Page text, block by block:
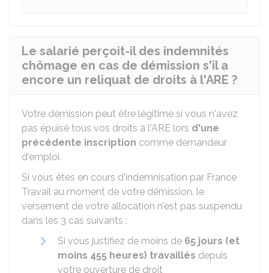
Le salarié perçoit-il des indemnités
chômage en cas de démission s'il a
encore un reliquat de droits à l'ARE ?
Votre démission peut être légitime si vous n'avez
pas épuisé tous vos droits à l'ARE lors d'une
précédente inscription comme demandeur
d'emploi.
Si vous êtes en cours d'indemnisation par France
Travail au moment de votre démission, le
versement de votre allocation n'est pas suspendu
dans les 3 cas suivants :
Si vous justifiez de moins de 65 jours (et
moins 455 heures) travaillés depuis
votre ouverture de droit